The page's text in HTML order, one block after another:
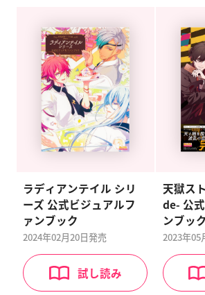
ラディアンテイル シリ
ーズ 公式ビジュアルフ
ァンブック
2024年02月20日発売
試し読み
天獄ス
de- 公
ンブック
2023年05